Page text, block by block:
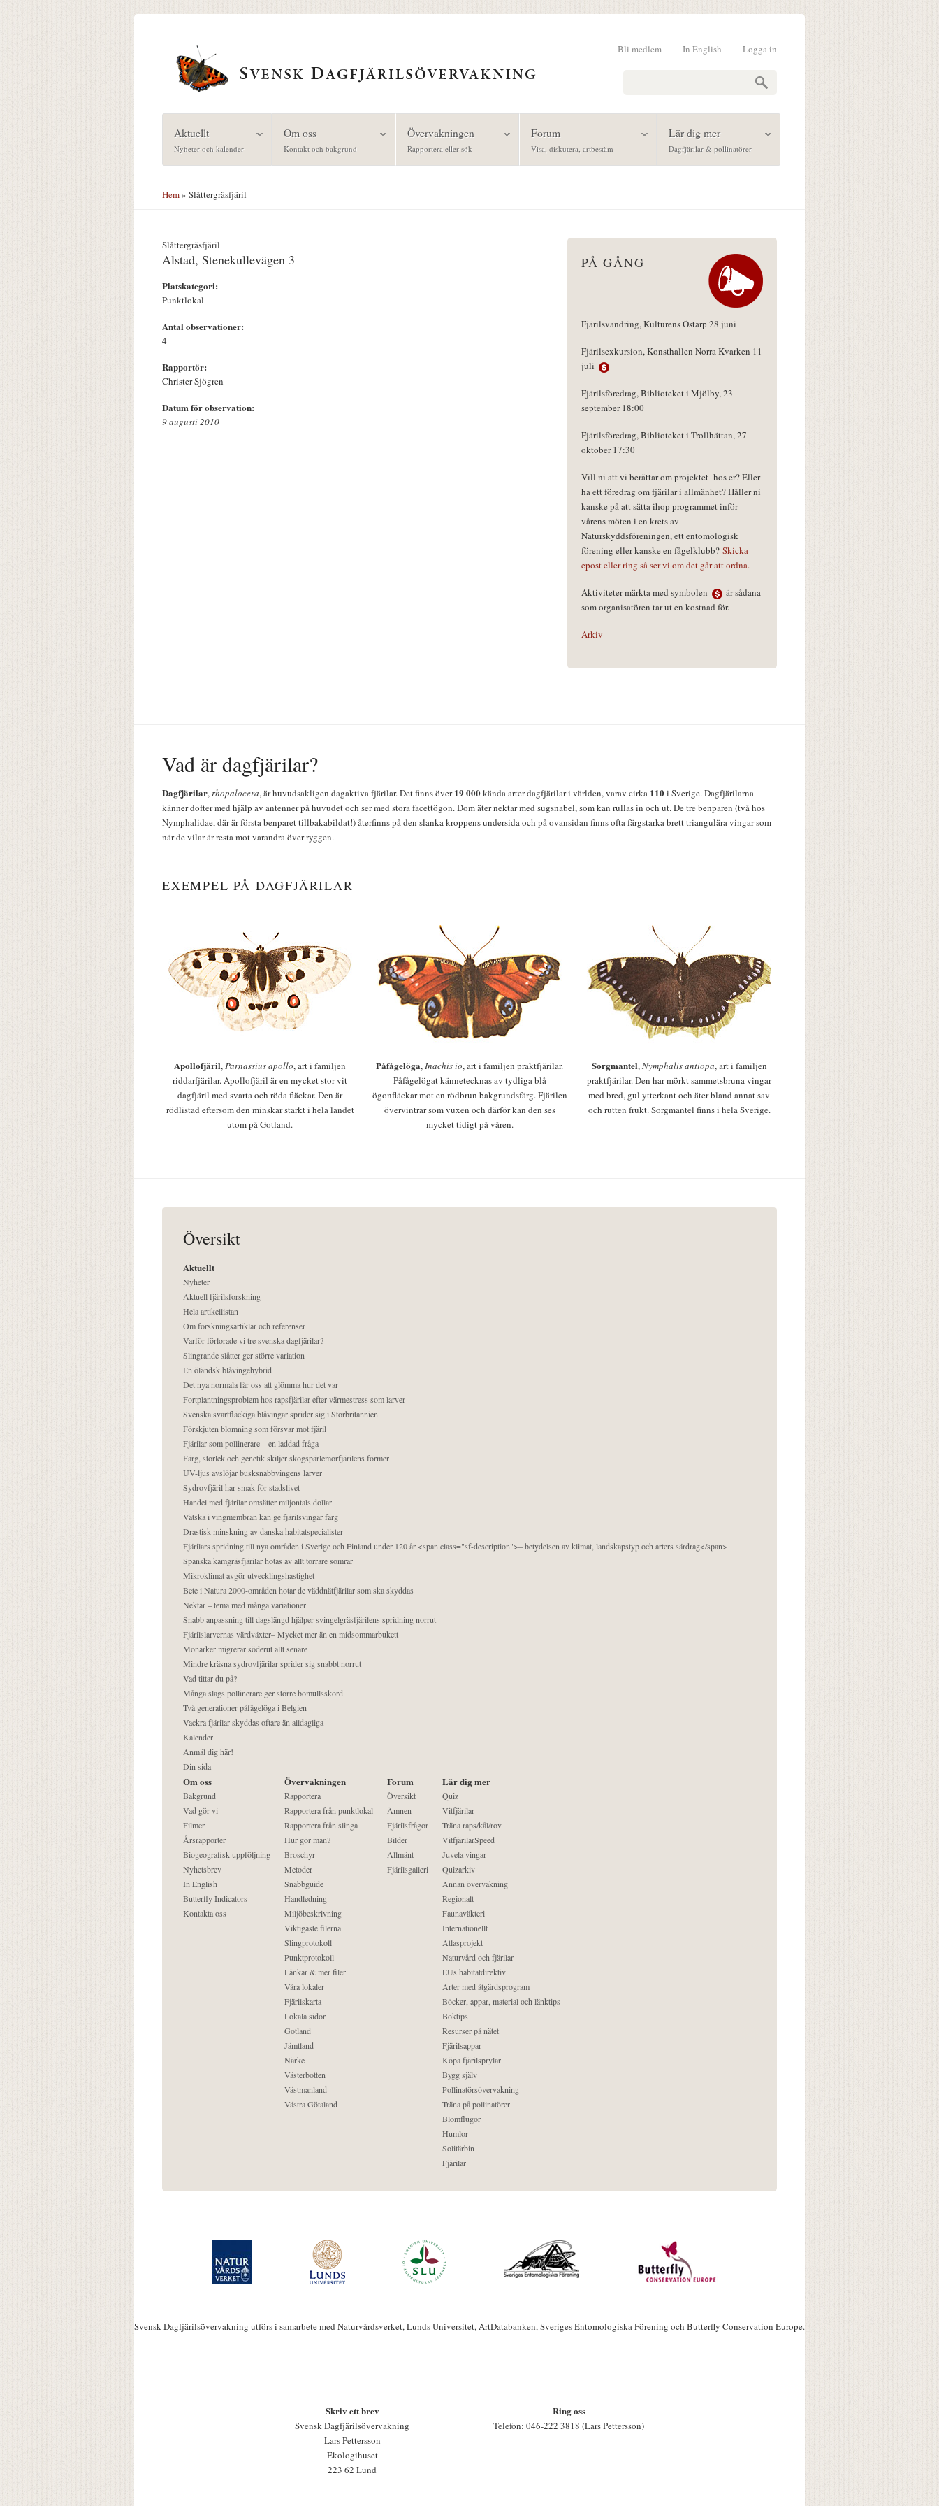
Logga in
In English
Bli medlem
Aktuellt
Nyheter och kalender
Om oss
Kontakt och bakgrund
Övervakningen
Rapportera eller sök
Forum
Visa, diskutera, artbestäm
Lär dig mer
Dagfjärilar & pollinatörer
Hem» Slåttergräsfjäril
Slåttergräsfjäril
Alstad, Stenekullevägen 3
Platskategori:
Punktlokal
Antal observationer:
4
Rapportör:
Christer Sjögren
Datum för observation:
9 augusti 2010
PÅ GÅNG
Fjärilsvandring, Kulturens Östarp 28 juni
Fjärilsexkursion, Konsthallen Norra Kvarken 11
juli
Fjärilsföredrag, Biblioteket i Mjölby, 23
september 18:00
Fjärilsföredrag, Biblioteket i Trollhättan, 27
oktober 17:30
Vill ni att vi berättar om projektet hos er? Eller
ha ett föredrag om fjärilar i allmänhet? Håller ni
kanske på att sätta ihop programmet inför
vårens möten i en krets av
Naturskyddsföreningen, ett entomologisk
förening eller kanske en fågelklubb? Skicka
epost eller ring så ser vi om det går att ordna.
Aktiviteter märkta med symbolen
är sådana
som organisatören tar ut en kostnad för.
Arkiv
Vad är dagfjärilar?
Dagfjärilar,rhopalocera, är huvudsakligen dagaktiva fjärilar. Det finns över19 000kända arter dagfjärilar i världen, varav cirka 110i Sverige. Dagfjärilarna
känner dofter med hjälp av antenner på huvudet och ser med stora facettögon. Dom äter nektar med sugsnabel, som kan rullas in och ut. De tre benparen (två hos
Nymphalidae, där är första benparet tillbakabildat!) återfinns på den slanka kroppens undersida och på ovansidan finns ofta färgstarka brett triangulära vingar som
när de vilar är resta mot varandra över ryggen.
EXEMPEL PÅ DAGFJÄRILAR
Apollofjäril,Parnassius apollo, art i familjen
riddarfjärilar. Apollofjäril är en mycket stor vit
dagfjäril med svarta och röda fläckar. Den är
rödlistad eftersom den minskar starkt i hela landet
utom på Gotland.
Påfågelöga,Inachis io, art i familjen praktfjärilar.
Påfågelögat kännetecknas av tydliga blå
ögonfläckar mot en rödbrun bakgrundsfärg. Fjärilen
övervintrar som vuxen och därför kan den ses
mycket tidigt på våren.
Sorgmantel,Nymphalis antiopa, art i familjen
praktfjärilar. Den har mörkt sammetsbruna vingar
med bred, gul ytterkant och äter bland annat sav
och rutten frukt. Sorgmantel finns i hela Sverige.
Översikt
Aktuellt
Nyheter
Aktuell fjärilsforskning
Hela artikellistan
Om forskningsartiklar och referenser
Varför förlorade vi tre svenska dagfjärilar?
Slingrande slåtter ger större variation
En öländsk blåvingehybrid
Det nya normala får oss att glömma hur det var
Fortplantningsproblem hos rapsfjärilar efter värmestress som larver
Svenska svartfläckiga blåvingar sprider sig i Storbritannien
Förskjuten blomning som försvar mot fjäril
Fjärilar som pollinerare – en laddad fråga
Färg, storlek och genetik skiljer skogspärlemorfjärilens former
UV-ljus avslöjar busksnabbvingens larver
Sydrovfjäril har smak för stadslivet
Handel med fjärilar omsätter miljontals dollar
Vätska i vingmembran kan ge fjärilsvingar färg
Drastisk minskning av danska habitatspecialister
Fjärilars spridning till nya områden i Sverige och Finland under 120 år <span class="sf-description">– betydelsen av klimat, landskapstyp och arters särdrag</span>
Spanska kamgräsfjärilar hotas av allt torrare somrar
Mikroklimat avgör utvecklingshastighet
Bete i Natura 2000-områden hotar de väddnätfjärilar som ska skyddas
Nektar – tema med många variationer
Snabb anpassning till dagslängd hjälper svingelgräsfjärilens spridning norrut
Fjärilslarvernas värdväxter– Mycket mer än en midsommarbukett
Monarker migrerar söderut allt senare
Mindre kräsna sydrovfjärilar sprider sig snabbt norrut
Vad tittar du på?
Många slags pollinerare ger större bomullsskörd
Två generationer påfågelöga i Belgien
Vackra fjärilar skyddas oftare än alldagliga
Kalender
Anmäl dig här!
Din sida
Om oss
Bakgrund
Vad gör vi
Filmer
Årsrapporter
Biogeografisk uppföljning
Nyhetsbrev
In English
Butterfly Indicators
Kontakta oss
Övervakningen
Rapportera
Rapportera från punktlokal
Rapportera från slinga
Hur gör man?
Broschyr
Metoder
Snabbguide
Handledning
Miljöbeskrivning
Viktigaste filerna
Slingprotokoll
Punktprotokoll
Länkar & mer filer
Våra lokaler
Fjärilskarta
Lokala sidor
Gotland
Jämtland
Närke
Västerbotten
Västmanland
Västra Götaland
Forum
Översikt
Ämnen
Fjärilsfrågor
Bilder
Allmänt
Fjärilsgalleri
Lär dig mer
Quiz
Vitfjärilar
Träna raps/kål/rov
VitfjärilarSpeed
Juvela vingar
Quizarkiv
Annan övervakning
Regionalt
Faunaväkteri
Internationellt
Atlasprojekt
Naturvård och fjärilar
EUs habitatdirektiv
Arter med åtgärdsprogram
Böcker, appar, material och länktips
Boktips
Resurser på nätet
Fjärilsappar
Köpa fjärilsprylar
Bygg själv
Pollinatörsövervakning
Träna på pollinatörer
Blomflugor
Humlor
Solitärbin
Fjärilar
Svensk Dagfjärilsövervakning utförs i samarbete med Naturvårdsverket, Lunds Universitet, ArtDatabanken, Sveriges Entomologiska Förening och Butterfly Conservation Europe.
Skriv ett brev
Svensk Dagfjärilsövervakning
Lars Pettersson
Ekologihuset
223 62 Lund
Ring oss
Telefon: 046-222 3818 (Lars Pettersson)